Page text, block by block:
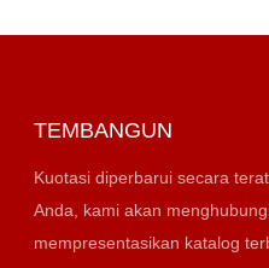
TEMBANGUN
Kuotasi diperbarui secara
Anda, kami akan
mempresentasikan katalog